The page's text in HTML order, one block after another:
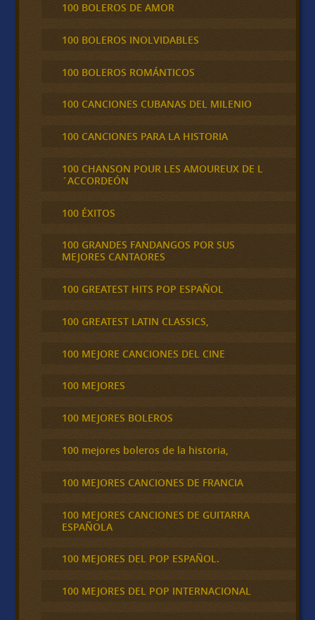
100 BOLEROS DE AMOR
100 BOLEROS INOLVIDABLES
100 BOLEROS ROMÁNTICOS
100 CANCIONES CUBANAS DEL MILENIO
100 CANCIONES PARA LA HISTORIA
100 CHANSON POUR LES AMOUREUX DE L
´ACCORDEÓN
100 ÉXITOS
100 GRANDES FANDANGOS POR SUS
MEJORES CANTAORES
100 GREATEST HITS POP ESPAÑOL
100 GREATEST LATIN CLASSICS,
100 MEJORE CANCIONES DEL CINE
100 MEJORES
100 MEJORES BOLEROS
100 mejores boleros de la historia,
100 MEJORES CANCIONES DE FRANCIA
100 MEJORES CANCIONES DE GUITARRA
ESPAÑOLA
100 MEJORES DEL POP ESPAÑOL.
100 MEJORES DEL POP INTERNACIONAL